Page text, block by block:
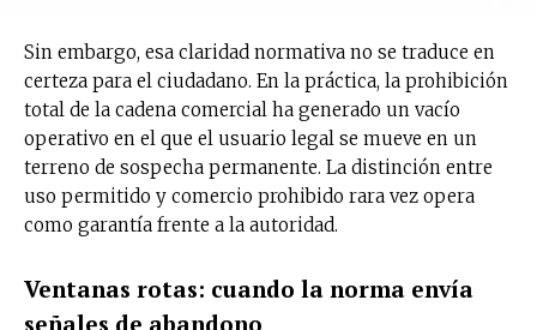
Sin embargo, esa claridad normativa no se traduce en
certeza para el ciudadano. En la práctica, la prohibición
total de la cadena comercial ha generado un vacío
operativo en el que el usuario legal se mueve en un
terreno de sospecha permanente. La distinción entre
uso permitido y comercio prohibido rara vez opera
como garantía frente a la autoridad.
Ventanas rotas: cuando la norma envía
señales de abandono